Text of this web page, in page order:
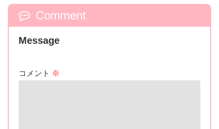
Comment
Message
コメント ※